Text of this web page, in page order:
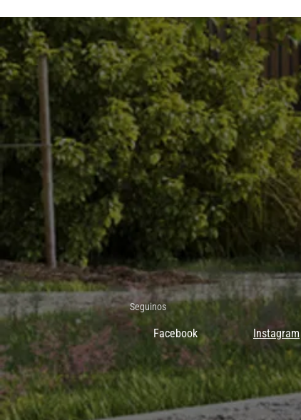
Seguinos
Facebook Instagram